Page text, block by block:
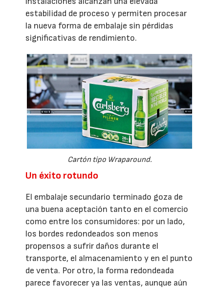
estabilidad de proceso y permiten procesar
la nueva forma de embalaje sin pérdidas
significativas de rendimiento.
Cartón tipo Wraparound.
Un éxito rotundo
El embalaje secundario terminado goza de
una buena aceptación tanto en el comercio
como entre los consumidores: por un lado,
los bordes redondeados son menos
propensos a sufrir daños durante el
transporte, el almacenamiento y en el punto
de venta. Por otro, la forma redondeada
parece favorecer ya las ventas, aunque aún